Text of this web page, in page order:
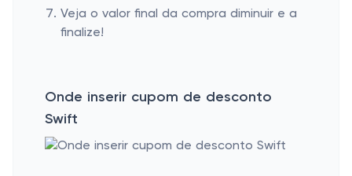
Veja o valor final da compra diminuir e a
finalize!
Onde inserir cupom de desconto
Swift